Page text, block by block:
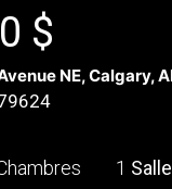
$
NE, Calgary,
1